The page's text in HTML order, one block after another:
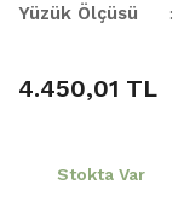
Yüzük Ölçüsü
4.450,01 TL
Stokta Var